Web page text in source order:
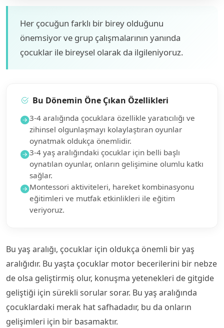
Her çocuğun farklı bir birey olduğunu
önemsiyor ve grup çalışmalarının yanında
çocuklar ile bireysel olarak da ilgileniyoruz.
Bu Dönemin Öne Çıkan Özellikleri
3-4 aralığında çocuklara özellikle yaratıcılığı ve
zihinsel olgunlaşmayı kolaylaştıran oyunlar
oynatmak oldukça önemlidir.
3-4 yaş aralığındaki çocuklar için belli başlı
oynatılan oyunlar, onların gelişimine olumlu katkı
sağlar.
Montessori aktiviteleri, hareket kombinasyonu
eğitimleri ve mutfak etkinlikleri ile eğitim
veriyoruz.
Bu yaş aralığı, çocuklar için oldukça önemli bir yaş
aralığıdır. Bu yaşta çocuklar motor becerilerini bir nebze
de olsa geliştirmiş olur, konuşma yetenekleri de gitgide
geliştiği için sürekli sorular sorar. Bu yaş aralığında
çocuklardaki merak hat safhadadır, bu da onların
gelişimleri için bir basamaktır.